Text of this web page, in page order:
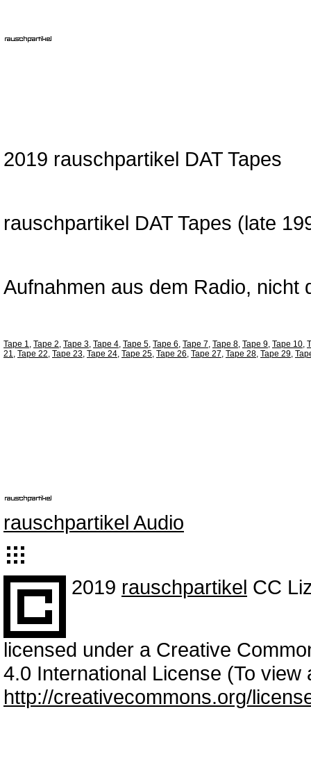
2019 rauschpartikel DAT Tapes
rauschpartikel DAT Tapes (late
Aufnahmen aus dem Radio, nicht
Tape 1, Tape 2, Tape 3, Tape 4, Tape 5, Tape 6, Tape 7, Tape 8, Tape 9, Tape 10,
21, Tape 22, Tape 23, Tape 24, Tape 25, Tape 26, Tape 27, Tape 28, Tape 29,
rauschpartikel Audio
2019 rauschpartikel CC
licensed under a Creative
4.0 International License (To
http://creativecommons.org/